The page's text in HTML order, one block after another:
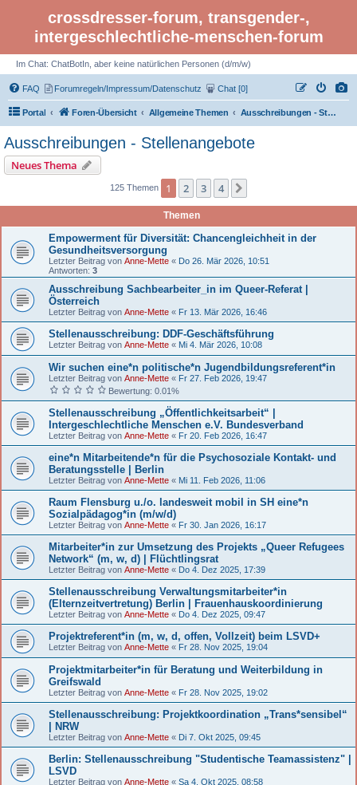
crossdresser-forum, transgender-,
intergeschlechtliche-menschen-forum
Im Chat: ChatBotIn, aber keine natürlichen Personen (d/m/w)
FAQ Forumregeln/Impressum/Datenschutz Chat [0]
Portal Foren-Übersicht Allgemeine Themen Ausschreibungen - Stellenangebote
Ausschreibungen - Stellenangebote
Neues Thema
125 Themen 1 2 3 4
Themen
Empowerment für Diversität: Chancengleichheit in der
Gesundheitsversorgung
Letzter Beitrag von Anne-Mette « Do 26. Mär 2026, 10:51
Antworten: 3
Ausschreibung Sachbearbeiter_in im Queer-Referat |
Österreich
Letzter Beitrag von Anne-Mette « Fr 13. Mär 2026, 16:46
Stellenausschreibung: DDF-Geschäftsführung
Letzter Beitrag von Anne-Mette « Mi 4. Mär 2026, 10:08
Wir suchen eine*n politische*n Jugendbildungsreferent*in
Letzter Beitrag von Anne-Mette « Fr 27. Feb 2026, 19:47
Bewertung: 0.01%
Stellenausschreibung „Öffentlichkeitsarbeit“ |
Intergeschlechtliche Menschen e.V. Bundesverband
Letzter Beitrag von Anne-Mette « Fr 20. Feb 2026, 16:47
eine*n Mitarbeitende*n für die Psychosoziale Kontakt- und
Beratungsstelle | Berlin
Letzter Beitrag von Anne-Mette « Mi 11. Feb 2026, 11:06
Raum Flensburg u./o. landesweit mobil in SH eine*n
Sozialpädagog*in (m/w/d)
Letzter Beitrag von Anne-Mette « Fr 30. Jan 2026, 16:17
Mitarbeiter*in zur Umsetzung des Projekts „Queer Refugees
Network“ (m, w, d) | Flüchtlingsrat
Letzter Beitrag von Anne-Mette « Do 4. Dez 2025, 17:39
Stellenausschreibung Verwaltungsmitarbeiter*in
(Elternzeitvertretung) Berlin | Frauenhauskoordinierung
Letzter Beitrag von Anne-Mette « Do 4. Dez 2025, 09:47
Projektreferent*in (m, w, d, offen, Vollzeit) beim LSVD+
Letzter Beitrag von Anne-Mette « Fr 28. Nov 2025, 19:04
Projektmitarbeiter*in für Beratung und Weiterbildung in
Greifswald
Letzter Beitrag von Anne-Mette « Fr 28. Nov 2025, 19:02
Stellenausschreibung: Projektkoordination „Trans*sensibel“
| NRW
Letzter Beitrag von Anne-Mette « Di 7. Okt 2025, 09:45
Berlin: Stellenausschreibung "Studentische Teamassistenz" |
LSVD
Letzter Beitrag von Anne-Mette « Sa 4. Okt 2025, 08:58